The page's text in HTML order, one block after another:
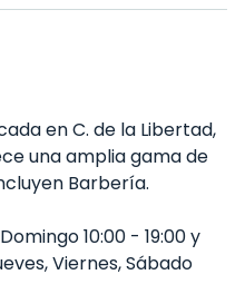
en C. de la Libertad,
una amplia gama de
Barbería.
10:00 - 19:00 y
Viernes, Sábado